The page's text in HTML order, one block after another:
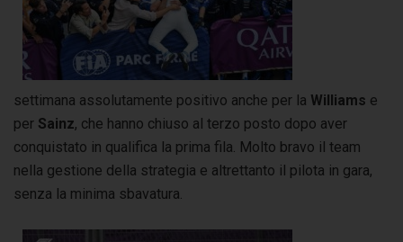
settimana assolutamente positivo anche per la Williams e
per Sainz, che hanno chiuso al terzo posto dopo aver
conquistato in qualifica la prima fila. Molto bravo il team
nella gestione della strategia e altrettanto il pilota in gara,
senza la minima sbavatura.